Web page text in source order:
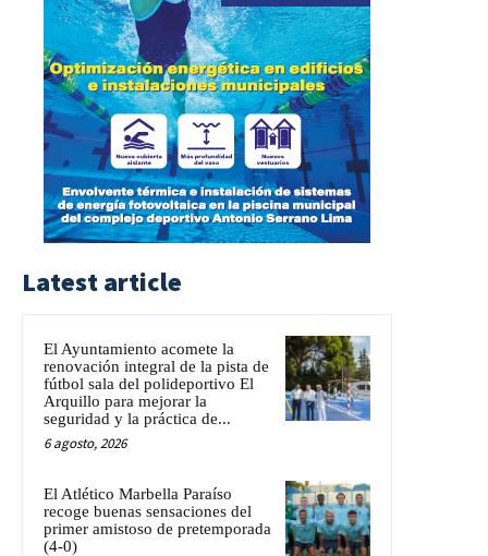
Latest article
El Ayuntamiento acomete la
renovación integral de la pista de
fútbol sala del polideportivo El
Arquillo para mejorar la
seguridad y la práctica de...
6 agosto, 2026
El Atlético Marbella Paraíso
recoge buenas sensaciones del
primer amistoso de pretemporada
(4-0)